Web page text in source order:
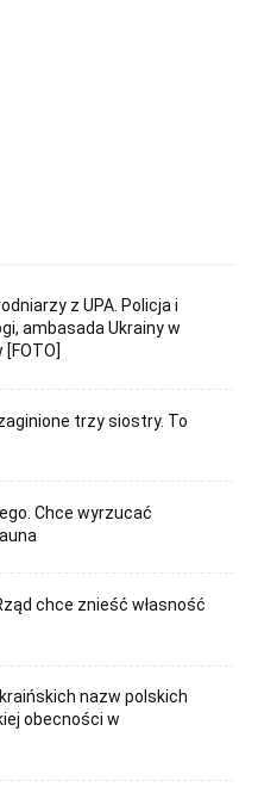
z UPA. Policja i
ambasada Ukrainy w
trzy siostry. To
Chce wyrzucać
chce znieść własność
nazw polskich
obecności w